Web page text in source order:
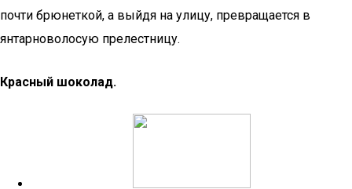
почти брюнеткой, а выйдя на улицу, превращается в
янтарноволосую прелестницу.
Красный шоколад.